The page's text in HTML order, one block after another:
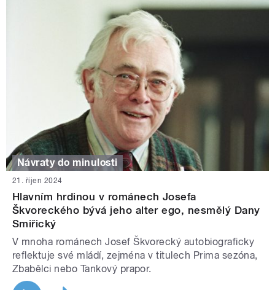
Návraty do minulosti
21. říjen 2024
Hlavním hrdinou v románech Josefa
Škvoreckého bývá jeho alter ego, nesmělý Dany
Smiřický
V mnoha románech Josef Škvorecký autobiograficky
reflektuje své mládí, zejména v titulech Prima sezóna,
Zbabělci nebo Tankový prapor.